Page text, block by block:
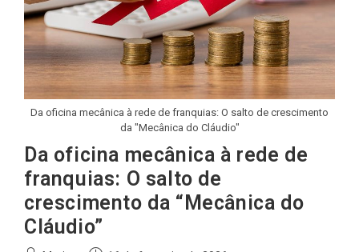
Da oficina mecânica à rede de franquias: O salto de crescimento
da "Mecânica do Cláudio"
Da oficina mecânica à rede de
franquias: O salto de
crescimento da “Mecânica do
Cláudio”